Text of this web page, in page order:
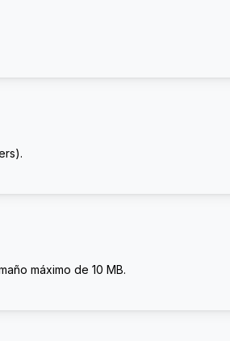
máximo de 10 MB.